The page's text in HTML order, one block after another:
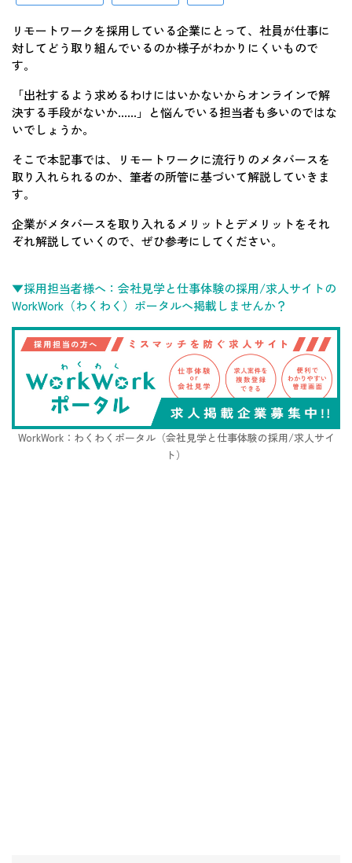
リモートワークを採用している企業にとって、社員が仕事に
対してどう取り組んでいるのか様子がわかりにくいもので
す。
「出社するよう求めるわけにはいかないからオンラインで解
決する手段がないか……」と悩んでいる担当者も多いのではな
いでしょうか。
そこで本記事では、リモートワークに流行りのメタバースを
取り入れられるのか、筆者の所管に基づいて解説していきま
す。
企業がメタバースを取り入れるメリットとデメリットをそれ
ぞれ解説していくので、ぜひ参考にしてください。
▼採用担当者様へ：会社見学と仕事体験の採用/求人サイトの
WorkWork（わくわく）ポータルへ掲載しませんか？
WorkWork：わくわくポータル（会社見学と仕事体験の採用/求人サイ
ト）